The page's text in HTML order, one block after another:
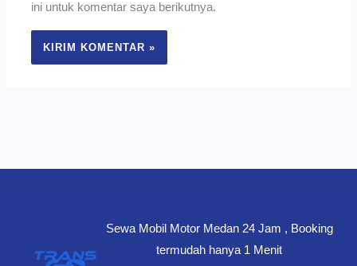
ini untuk komentar saya berikutnya.
Sewa Mobil Motor Medan 24 Jam , Booking
termudah hanya 1 Menit